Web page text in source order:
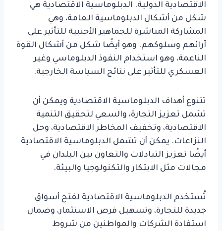
الاقتصادية الدولية. الدبلوماسية الاقتصادية هي
شكل من أشكال الدبلوماسية العامة، وهي
المشاركة المباشرة للجماهير الأجنبية للتأثير على
آرائهم وسلوكهم. وهو أيضًا شكل من أشكال القوة
الناعمة، وهو استخدام النفوذ الدبلوماسي وغير
العسكري للتأثير على نتائج السياسة الخارجية.
تتنوع أهداف الدبلوماسية الاقتصادية ويمكن أن
تشمل تعزيز التجارة، والسعي لتحقيق التنمية
الاقتصادية، وتخفيف المخاطر الاقتصادية، وحل
النزاعات. يمكن أن تشمل الدبلوماسية الاقتصادية
أيضًا تعزيز التبادلات والتعاون بين البلدان في
مجالات مثل الابتكار والتكنولوجيا والبيئة.
تُستخدم الدبلوماسية الاقتصادية لفتح أسواق
جديدة للتجارة، وتسهيل فرص الاستثمار، وضمان
استفادة الشركات والمواطنين من شروط